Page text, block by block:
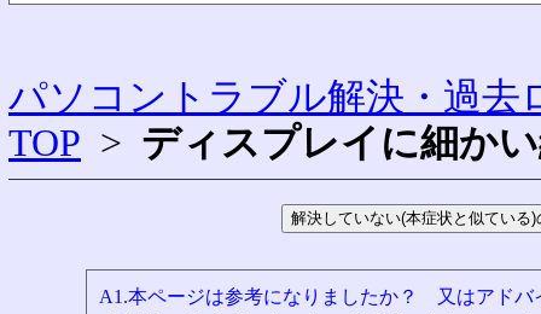
パソコントラブル解決・過去
TOP > ディスプレイに細か
A1.本ページは参考になりましたか？ 又はアドバ